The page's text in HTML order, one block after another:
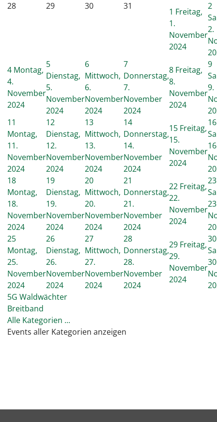
28
29 30 31
1 Freitag,
1.
November
2024
2
2.
4 Montag,
4.
November
2024
5
Dienstag,
5.
November
2024
6
Mittwoch,
6.
November
2024
7
Donnerstag,
7.
November
2024
8 Freitag,
8.
November
2024
9
9.
11
Montag,
11.
November
2024
12
Dienstag,
12.
November
2024
13
Mittwoch,
13.
November
2024
14
Donnerstag,
14.
November
2024
15 Freitag,
15.
November
2024
16
18
Montag,
18.
November
2024
19
Dienstag,
19.
November
2024
20
Mittwoch,
20.
November
2024
21
Donnerstag,
21.
November
2024
22 Freitag,
22.
November
2024
23
25
Montag,
25.
November
2024
26
Dienstag,
26.
November
2024
27
Mittwoch,
27.
November
2024
28
Donnerstag,
28.
November
2024
29 Freitag,
29.
November
2024
30
5G Waldwächter
Breitband
Alle Kategorien ...
Events aller Kategorien anzeigen